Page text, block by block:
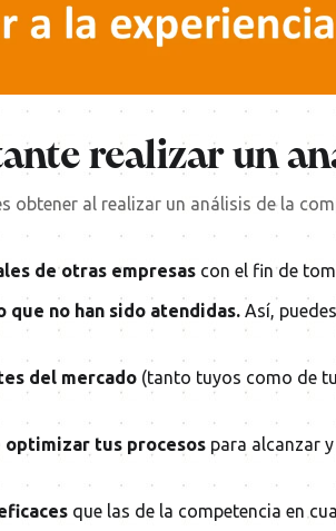
realizar un
obtener al realizar un análisis de la
de otras empresas con el fin de
que no han sido atendidas. Así,
del mercado (tanto tuyos como de
optimizar tus procesos para alcanzar
que las de la competencia en